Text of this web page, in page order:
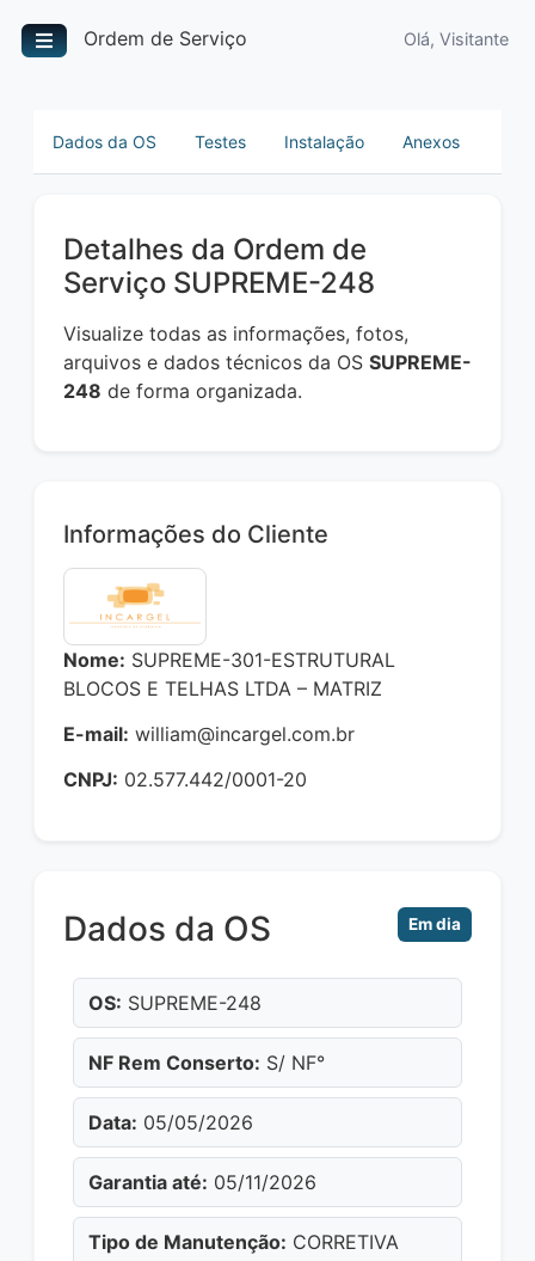
Ordem de Serviço Olá, Visitante
Dados da OS Testes Instalação Anexos
Detalhes da Ordem de
Serviço SUPREME-248
Visualize todas as informações, fotos,
arquivos e dados técnicos da OS SUPREME-
248 de forma organizada.
Informações do Cliente
Nome: SUPREME-301-ESTRUTURAL
BLOCOS E TELHAS LTDA – MATRIZ
E-mail: william@incargel.com.br
CNPJ: 02.577.442/0001-20
Dados da OS Em dia
OS: SUPREME-248
NF Rem Conserto: S/ NF°
Data: 05/05/2026
Garantia até: 05/11/2026
Tipo de Manutenção: CORRETIVA